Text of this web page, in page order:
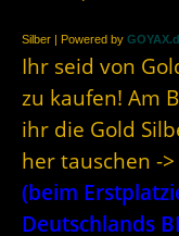
Silber | Powered by
Ihr seid von
zu kaufen! Am
ihr die Gold
her tauschen ->
(beim
Deutschlands